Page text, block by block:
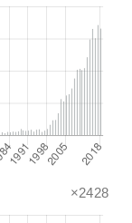
×2428